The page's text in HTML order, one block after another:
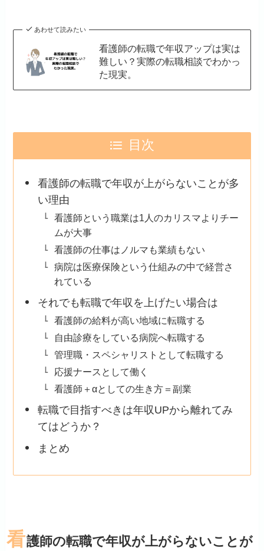
あわせて読みたい
看護師の転職で年収アップは実は
難しい？実際の転職相談でわかっ
た現実。
目次
看護師の転職で年収が上がらないことが多
い理由
看護師という職業は1人のカリスマよりチー
ムが大事
看護師の仕事はノルマも業績もない
病院は医療保険という仕組みの中で経営さ
れている
それでも転職で年収を上げたい場合は
看護師の給料が高い地域に転職する
自由診療をしている病院へ転職する
管理職・スペシャリストとして転職する
応援ナースとして働く
看護師＋αとしての生き方＝副業
転職で目指すべきは年収UPから離れてみ
てはどうか？
まとめ
看護師の転職で年収が上がらないことが